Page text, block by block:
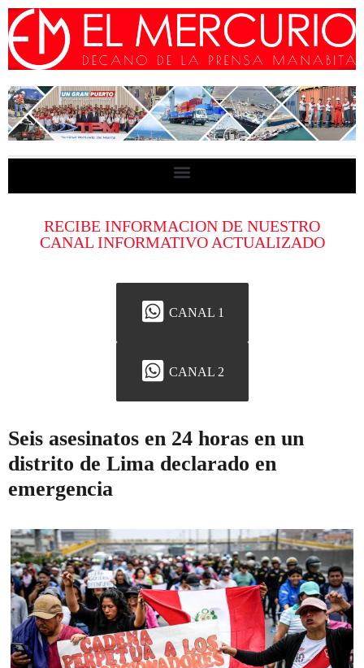
RECIBE INFORMACION DE NUESTRO
CANAL INFORMATIVO ACTUALIZADO
CANAL 1
CANAL 2
Seis asesinatos en 24 horas en un
distrito de Lima declarado en
emergencia